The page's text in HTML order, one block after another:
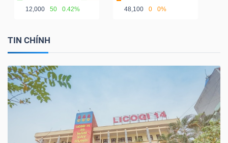
12,000 50 0.42% 48,100 0 0%
TIN CHÍNH